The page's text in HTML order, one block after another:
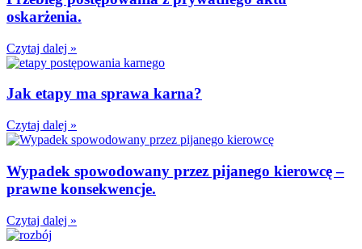
oskarżenia.
Czytaj dalej »
Jak etapy ma sprawa karna?
Czytaj dalej »
Wypadek spowodowany przez pijanego kierowcę –
prawne konsekwencje.
Czytaj dalej »